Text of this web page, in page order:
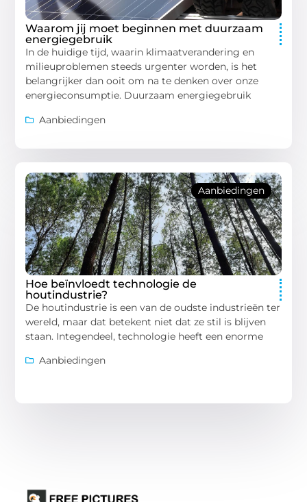
Waarom jij moet beginnen met duurzaam
energiegebruik
In de huidige tijd, waarin klimaatverandering en
milieuproblemen steeds urgenter worden, is het
belangrijker dan ooit om na te denken over onze
energieconsumptie. Duurzaam energiegebruik
Aanbiedingen
Aanbiedingen
Hoe beïnvloedt technologie de
houtindustrie?
De houtindustrie is een van de oudste industrieën ter
wereld, maar dat betekent niet dat ze stil is blijven
staan. Integendeel, technologie heeft een enorme
Aanbiedingen